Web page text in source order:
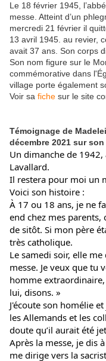
Le 18 février 1945,
messe. Atteint d’un
mercredi 21 février il
13 avril 1945. au revier,
avait 37 ans. Son corps
Son nom figure sur le
commémorative dans
village porte également
Voir sa fiche sur le site
Témoignage de
décembre 2021 sur
Un dimanche de
Lavallard.
Il restera pour moi un
Voici son histoire :
À 17 ou 18 ans, je ne
end chez mes parents,
de sitôt. Si mon père
très catholique.
Le samedi soir, elle
messe. Je veux que tu
homme extraordinaire,
lui, disons. »
J'écoute son homélie
les Allemands et les
doute qu’il aurait été
Après la messe, je dis
me dirige vers la